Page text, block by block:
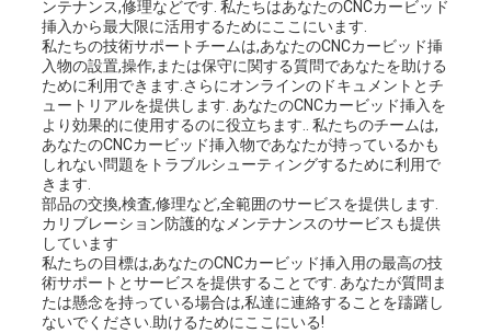
ンテナンス,修理などです. 私たちはあなたのCNCカービッド
挿入から最大限に活用するためにここにいます.
私たちの技術サポートチームは,あなたのCNCカービッド挿
入物の設置,操作,または保守に関する質問であなたを助ける
ために利用できます.さらにオンラインのドキュメントとチ
ュートリアルを提供します. あなたのCNCカービッド挿入を
より効果的に使用するのに役立ちます.. 私たちのチームは,
あなたのCNCカービッド挿入物であなたが持っているかも
しれない問題をトラブルシューティングするために利用で
きます.
部品の交換,検査,修理など,全範囲のサービスを提供します.
カリブレーション防護的なメンテナンスのサービスも提供
しています
私たちの目標は,あなたのCNCカービッド挿入用の最高の技
術サポートとサービスを提供することです. あなたが質問ま
たは懸念を持っている場合は,私達に連絡することを躊躇し
ないでください.助けるためにここにいる!